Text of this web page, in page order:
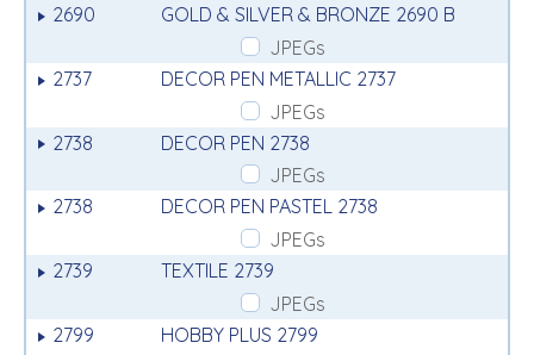
2690
GOLD & SILVER & BRONZE 2690 B
JPEGs
2737
DECOR PEN METALLIC 2737
JPEGs
2738
DECOR PEN 2738
JPEGs
2738
DECOR PEN PASTEL 2738
JPEGs
2739
TEXTILE 2739
JPEGs
2799
HOBBY PLUS 2799